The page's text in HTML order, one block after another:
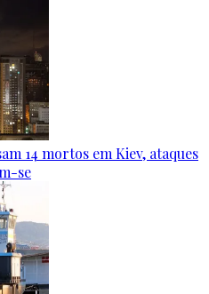
14 mortos em Kiev, ataques
se